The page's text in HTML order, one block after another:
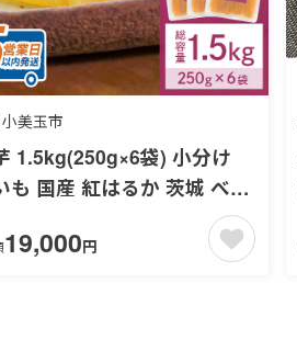
美玉市
け
も 国産 紅はるか 茨城 べに
さつまいも サツマイモ お
も おやつ お菓子 和菓子
19,000円